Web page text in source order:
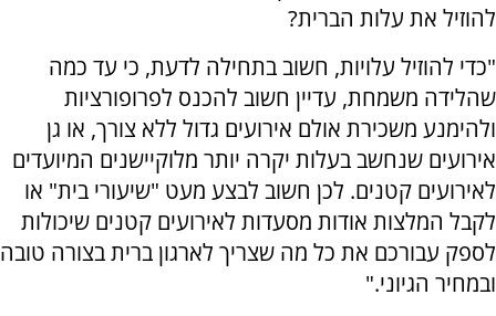
להוזיל את עלות הברית?
"כדי להוזיל עלויות, חשוב בתחילה לדעת, כי עד כמה
שהלידה משמחת, עדיין חשוב להכנס לפרופורציות
ולהימנע משכירת אולם אירועים גדול ללא צורך, או גן
אירועים שנחשב בעלות יקרה יותר מלוקיישנים המיועדים
לאירועים קטנים. לכן חשוב לבצע מעט "שיעורי בית" או
לקבל המלצות אודות מסעדות לאירועים קטנים שיכולות
לספק עבורכם את כל מה שצריך לארגון ברית בצורה טובה
ובמחיר הגיוני."